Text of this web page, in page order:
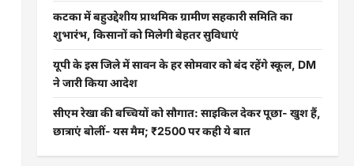
कटका में बहुउद्देशीय प्राथमिक ग्रामीण सहकारी समिति का
शुभारंभ, किसानों को मिलेगी बेहतर सुविधाएं
यूपी के इस जिले में सावन के हर सोमवार को बंद रहेंगे स्कूल, DM
ने जारी किया आदेश
सीएम रेखा की बच्चियों को सौगात: साइकिल देकर पूछा- खुश हैं,
छात्राएं बोलीं- यस मैम; ₹2500 पर कही ये बात